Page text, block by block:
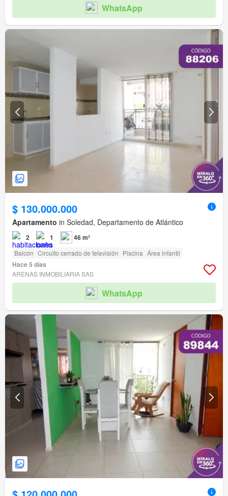
WhatsApp
$ 130.000.000
Apartamento in Soledad, Departamento de Atlántico
2 1 46 m²
Balcón Circuito cerrado de televisión Piscina Área infantil
Hace 5 días
ARENAS INMOBILIARIA SAS
WhatsApp